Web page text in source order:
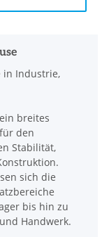
in Industrie,
breites
den
Stabilität,
sich die
bis hin zu
Handwerk.